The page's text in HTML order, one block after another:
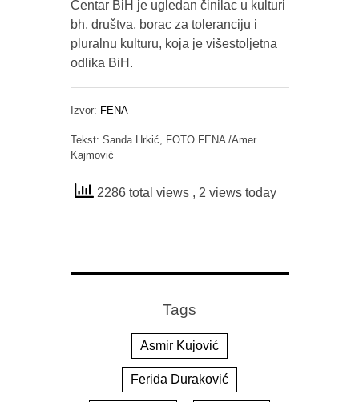
Centar BiH je ugledan činilac u kulturi
bh. društva, borac za toleranciju i
pluralnu kulturu, koja je višestoljetna
odlika BiH.
Izvor: FENA
Tekst: Sanda Hrkić, FOTO FENA /Amer
Kajmović
2286 total views , 2 views today
Tags
Asmir Kujović
Ferida Duraković